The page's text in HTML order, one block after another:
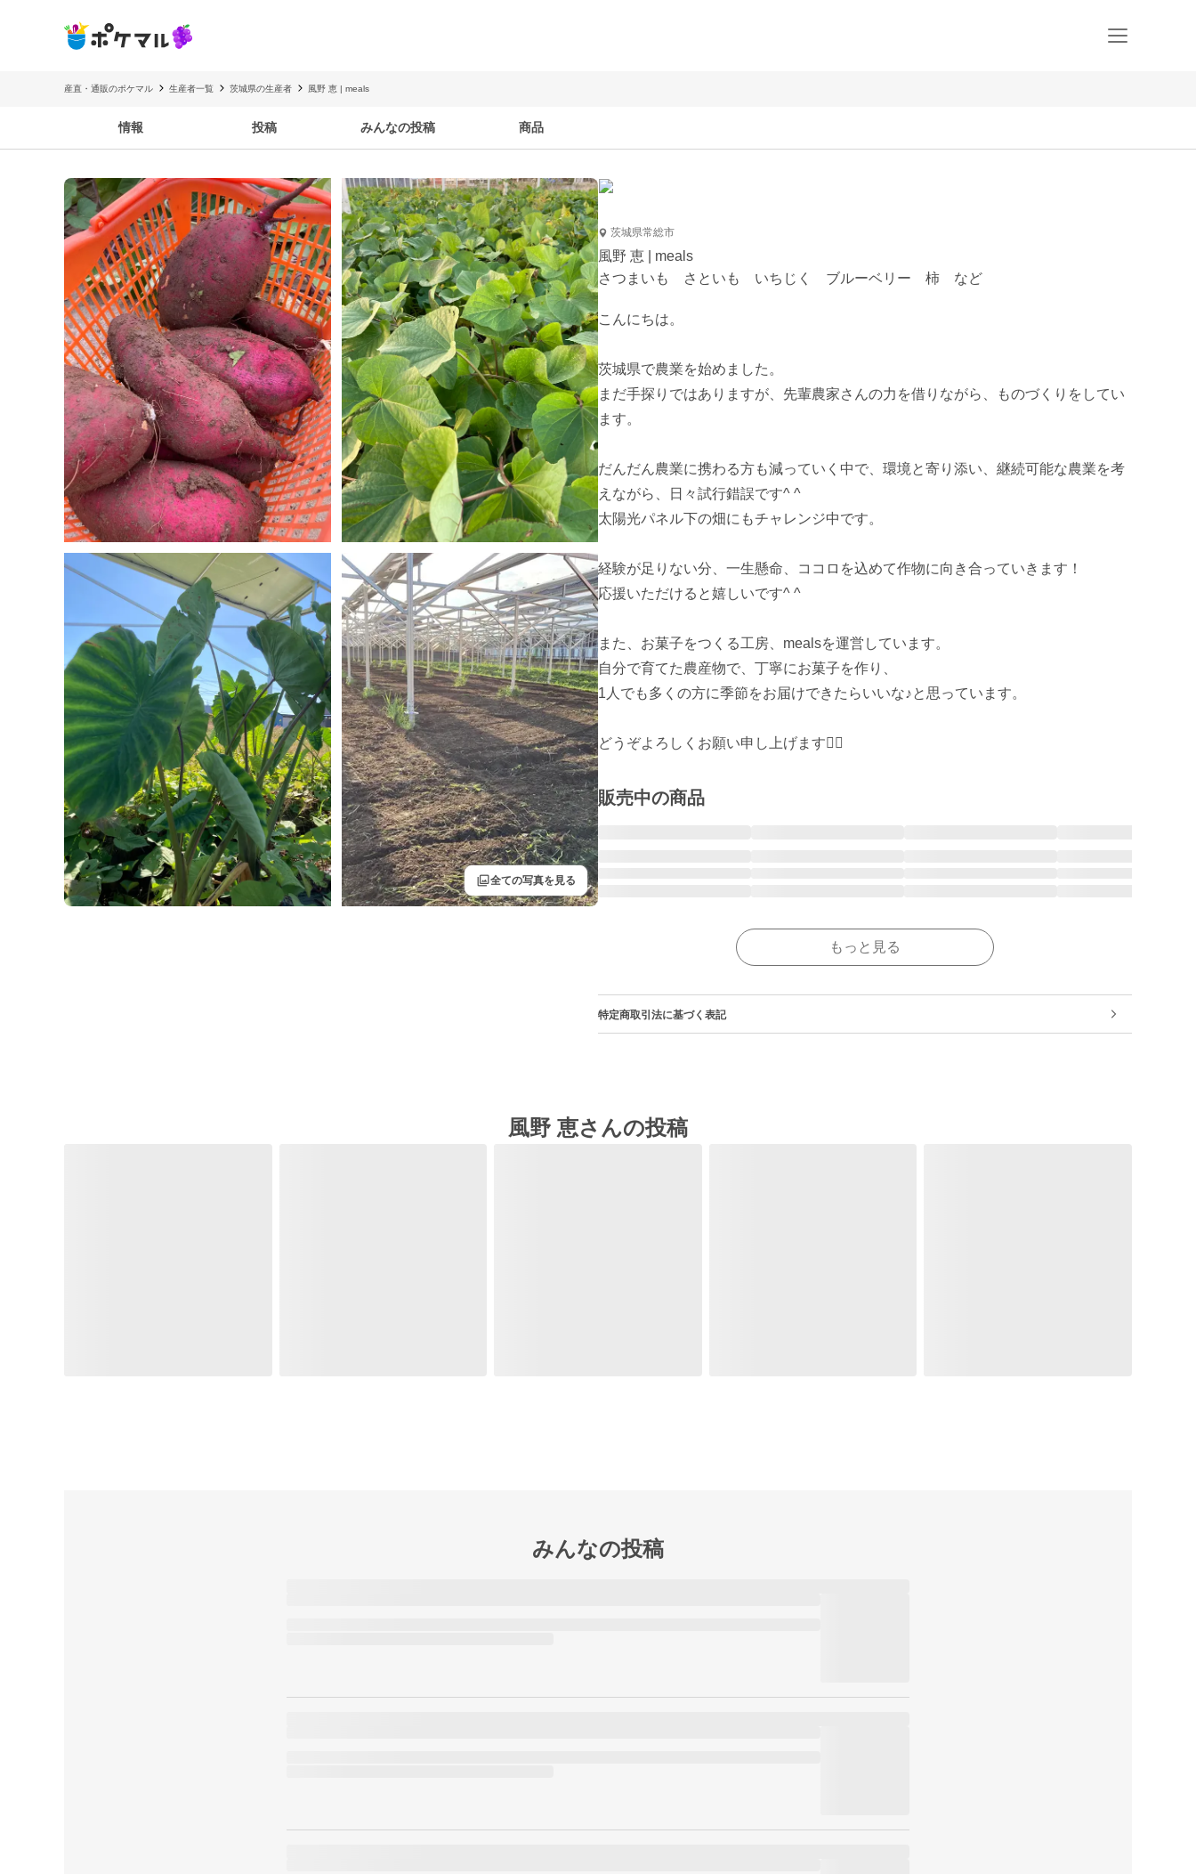
産直・通販のポケマル 生産者一覧 茨城県の生産者 風野 恵 | meals
情報 投稿 みんなの投稿 商品
filter全ての写真を見る
茨城県常総市
風野 恵 | meals
さつまいも さといも いちじく ブルーベリー 柿 など
こんにちは。
茨城県で農業を始めました。
まだ手探りではありますが、先輩農家さんの力を借りながら、ものづくりをしてい
ます。
だんだん農業に携わる方も減っていく中で、環境と寄り添い、継続可能な農業を考
えながら、日々試行錯誤です^ ^
太陽光パネル下の畑にもチャレンジ中です。
経験が足りない分、一生懸命、ココロを込めて作物に向き合っていきます！
応援いただけると嬉しいです^ ^
また、お菓子をつくる工房、mealsを運営しています。
自分で育てた農産物で、丁寧にお菓子を作り、
1人でも多くの方に季節をお届けできたらいいな♪と思っています。
どうぞよろしくお願い申し上げます🙇‍♀️
販売中の商品
もっと見る
特定商取引法に基づく表記
風野 恵さんの投稿
みんなの投稿